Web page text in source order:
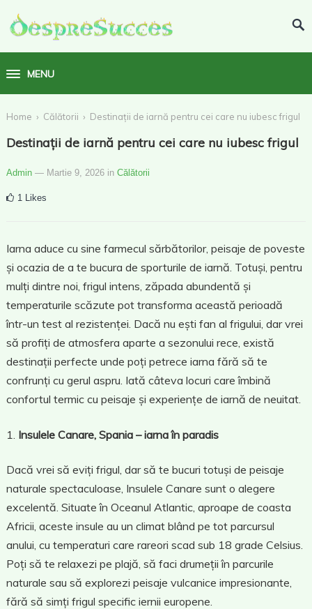
MENU
Home › Călătorii › Destinații de iarnă pentru cei care nu iubesc frigul
Destinații de iarnă pentru cei care nu iubesc frigul
Admin — Martie 9, 2026 in Călătorii
1 Likes
Iarna aduce cu sine farmecul sărbătorilor, peisaje de poveste
și ocazia de a te bucura de sporturile de iarnă. Totuși, pentru
mulți dintre noi, frigul intens, zăpada abundentă și
temperaturile scăzute pot transforma această perioadă
într-un test al rezistenței. Dacă nu ești fan al frigului, dar vrei
să profiți de atmosfera aparte a sezonului rece, există
destinații perfecte unde poți petrece iarna fără să te
confrunți cu gerul aspru. Iată câteva locuri care îmbină
confortul termic cu peisaje și experiențe de iarnă de neuitat.
Insulele Canare, Spania – iarna în paradis
Dacă vrei să eviți frigul, dar să te bucuri totuși de peisaje
naturale spectaculoase, Insulele Canare sunt o alegere
excelentă. Situate în Oceanul Atlantic, aproape de coasta
Africii, aceste insule au un climat blând pe tot parcursul
anului, cu temperaturi care rareori scad sub 18 grade Celsius.
Poți să te relaxezi pe plajă, să faci drumeții în parcurile
naturale sau să explorezi peisaje vulcanice impresionante,
fără să simți frigul specific iernii europene.